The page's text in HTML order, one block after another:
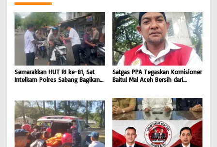
Semarakkan HUT RI ke-81, Sat
Intelkam Polres Sabang Bagikan
BONGKAR’Perkara.com
Satgas PPA Tegaskan Komisioner
Baitul Mal Aceh Bersih dari
Penyebaran Hoaks | BONGKAR
‘Perkara.com